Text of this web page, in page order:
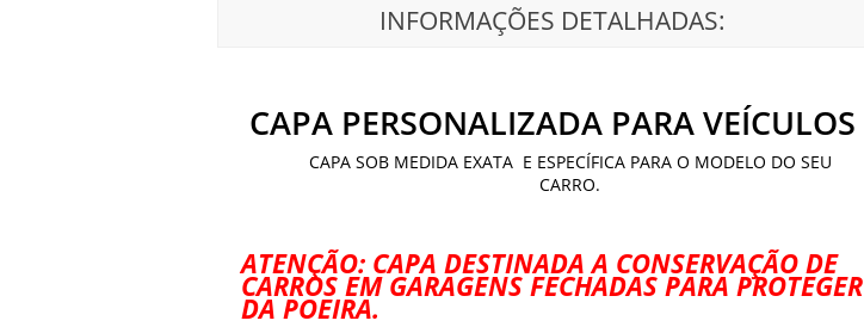
INFORMAÇÕES DETALHADAS:
CAPA PERSONALIZADA PARA VEÍCULOS
CAPA SOB MEDIDA EXATA E ESPECÍFICA PARA O MODELO DO SEU
CARRO.
ATENÇÃO: CAPA DESTINADA A CONSERVAÇÃO DE
CARROS EM GARAGENS FECHADAS PARA PROTEGER
DA POEIRA.